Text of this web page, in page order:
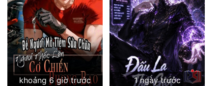
khoảng 6 giờ trước
1 ngày trước